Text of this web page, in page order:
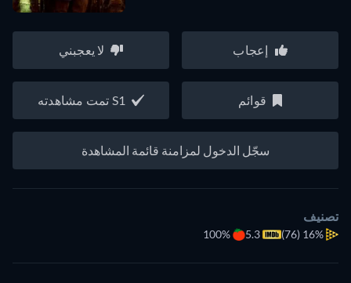
إعجاب لا يعجبني
قوائم S1 تمت مشاهدته
سجّل الدخول لمزامنة قائمة المشاهدة
تصنيف
16%
(76)
5.3
100%